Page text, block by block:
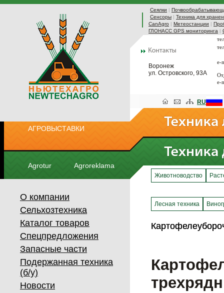
Сеялки |
Сенсоры | Техника для
CanAgro | Метеостанции |
ГЛОНАСС GPS мониторинга |
Воронеж
ул. Островского, 93А
e-
e-
АГРОВЫСТАВКИ
Agrotur Agroreklama
RU
О компании
Сельхозтехника
Каталог товаров
Спецпредложения
Запасные части
Подержанная техника
(б/у)
Новости
Животноводство
Лесная техника